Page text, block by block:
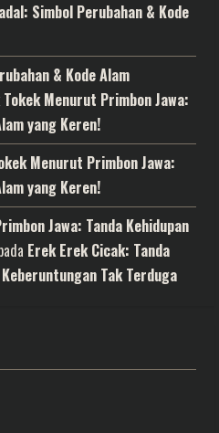
Simbol Perubahan & Kode
& Kode Alam
Menurut Primbon Jawa:
yang Keren!
Menurut Primbon Jawa:
yang Keren!
Jawa: Tanda Kehidupan
Erek Erek Cicak: Tanda
Tak Terduga